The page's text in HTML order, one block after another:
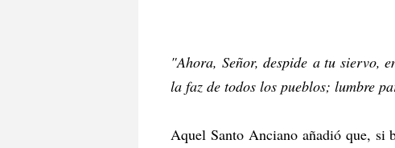
"Ahora, Señor, despide a tu siervo,
la faz de todos los pueblos; lumbre
Aquel Santo Anciano añadió que, si